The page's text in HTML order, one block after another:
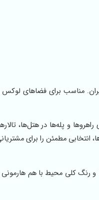
مناسب برای فضاهای لوکس
و پله‌ها در هتل‌ها،
مطمئن را برای
و رنگ کلی محیط با هم